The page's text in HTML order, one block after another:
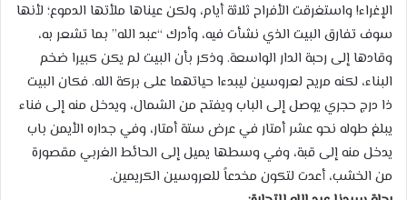
الإغراء! واستغرقت الأفراح ثلاثة أيام، ولكن عيناها ملأتها الدموع؛ لأنها
سوف تفارق البيت الذي نشأت فيه، وأدرك “عبد الله” بما تشعر به،
وقادها إلى رحبة الدار الواسعة. وذكر بأن البيت لم يكن كبيرا ضخم
البناء، لكنه مريح لعروسين ليبدءا حياتهما على بركة الله. فكان البيت
ذا درج حجري يوصل إلى الباب ويفتح من الشمال، ويدخل منه إلى فناء
يبلغ طوله نحو عشر أمتار في عرض ستة أمتار، وفي جداره الأيمن باب
يدخل منه إلى قبة، وفي وسطها يميل إلى الحائط الغربي مقصورة
من الخشب، أعدت لتكون مخدعاً للعروسين الكريمين.